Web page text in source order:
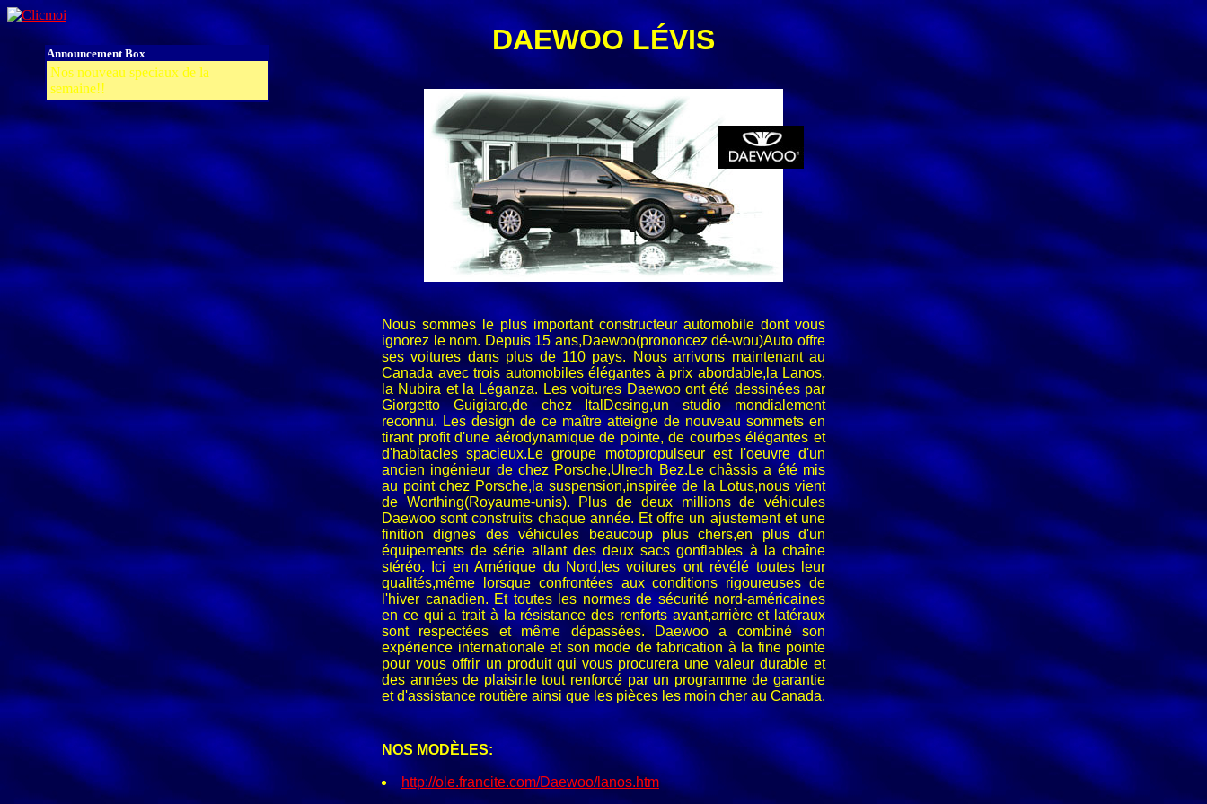
DAEWOO LÉVIS
Nous sommes le plus important constructeur automobile dont vous
ignorez le nom. Depuis 15 ans,Daewoo(prononcez dé-wou)Auto offre
ses voitures dans plus de 110 pays. Nous arrivons maintenant au
Canada avec trois automobiles élégantes à prix abordable,la Lanos,
la Nubira et la Léganza. Les voitures Daewoo ont été dessinées par
Giorgetto Guigiaro,de chez ItalDesing,un studio mondialement
reconnu. Les design de ce maître atteigne de nouveau sommets en
tirant profit d'une aérodynamique de pointe, de courbes élégantes et
d'habitacles spacieux.Le groupe motopropulseur est l'oeuvre d'un
ancien ingénieur de chez Porsche,Ulrech Bez.Le châssis a été mis
au point chez Porsche,la suspension,inspirée de la Lotus,nous vient
de Worthing(Royaume-unis). Plus de deux millions de véhicules
Daewoo sont construits chaque année. Et offre un ajustement et une
finition dignes des véhicules beaucoup plus chers,en plus d'un
équipements de série allant des deux sacs gonflables à la chaîne
stéréo. Ici en Amérique du Nord,les voitures ont révélé toutes leur
qualités,même lorsque confrontées aux conditions rigoureuses de
l'hiver canadien. Et toutes les normes de sécurité nord-américaines
en ce qui a trait à la résistance des renforts avant,arrière et latéraux
sont respectées et même dépassées. Daewoo a combiné son
expérience internationale et son mode de fabrication à la fine pointe
pour vous offrir un produit qui vous procurera une valeur durable et
des années de plaisir,le tout renforcé par un programme de garantie
et d'assistance routière ainsi que les pièces les moin cher au Canada.
NOS MODÈLES:
http://ole.francite.com/Daewoo/lanos.htm
Announcement Box
Nos nouveau speciaux de la
semaine!!